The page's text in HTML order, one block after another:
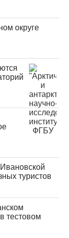
округе
туристов
тестовом